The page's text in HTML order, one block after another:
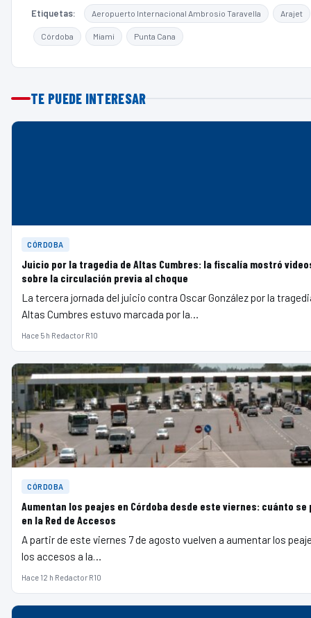
Etiquetas: Aeropuerto Internacional Ambrosio Taravella Arajet
Córdoba Miami Punta Cana
TE PUEDE INTERESAR
CÓRDOBA
Juicio por la tragedia de Altas Cumbres: la fiscalía mostró
sobre la circulación previa al choque
La tercera jornada del juicio contra Oscar González por la
Altas Cumbres estuvo marcada por la…
Hace 5 h·Redactor R10
CÓRDOBA
Aumentan los peajes en Córdoba desde este viernes: cuánto se
en la Red de Accesos
A partir de este viernes 7 de agosto vuelven a aumentar los
los accesos a la…
Hace 12 h·Redactor R10